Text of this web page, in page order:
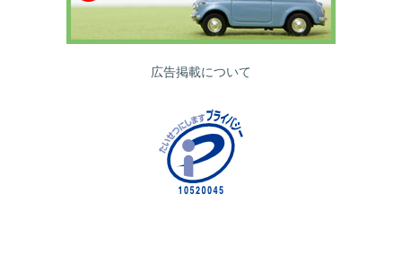
広告掲載について